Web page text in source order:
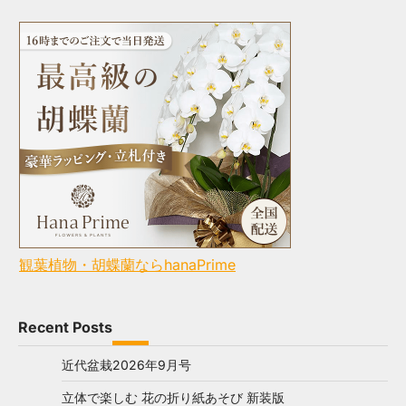
観葉植物・胡蝶蘭ならhanaPrime
Recent Posts
近代盆栽2026年9月号
立体で楽しむ 花の折り紙あそび 新装版